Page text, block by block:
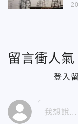
留言衝人氣
登入